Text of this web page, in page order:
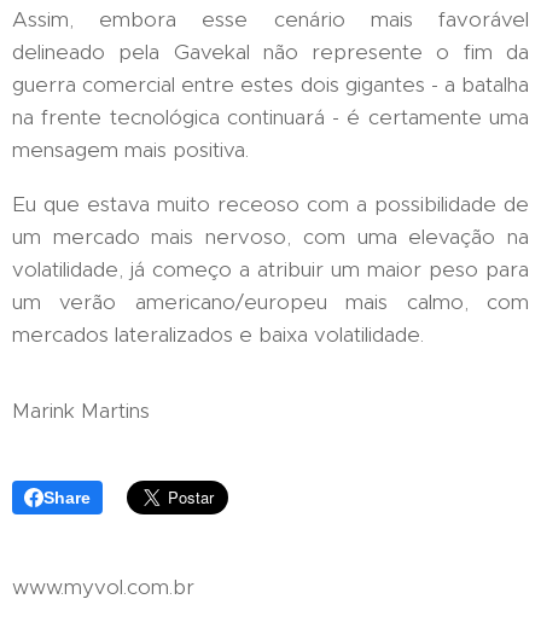
Assim, embora esse cenário mais favorável
delineado pela Gavekal não represente o fim da
guerra comercial entre estes dois gigantes - a batalha
na frente tecnológica continuará - é certamente uma
mensagem mais positiva.
Eu que estava muito receoso com a possibilidade de
um mercado mais nervoso, com uma elevação na
volatilidade, já começo a atribuir um maior peso para
um verão americano/europeu mais calmo, com
mercados lateralizados e baixa volatilidade.
Marink Martins
Share
www.myvol.com.br